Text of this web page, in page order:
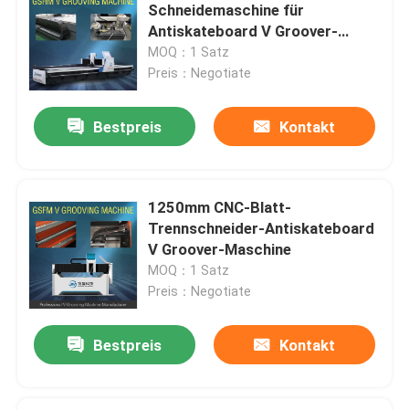
Schneidemaschine für
Antiskateboard V Groover-
Maschine
MOQ：1 Satz
Preis：Negotiate
Bestpreis Kontakt
1250mm CNC-Blatt-
Trennschneider-Antiskateboard
V Groover-Maschine
MOQ：1 Satz
Preis：Negotiate
Bestpreis Kontakt